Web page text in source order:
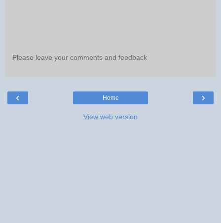
Please leave your comments and feedback
‹ ›
Home
View web version